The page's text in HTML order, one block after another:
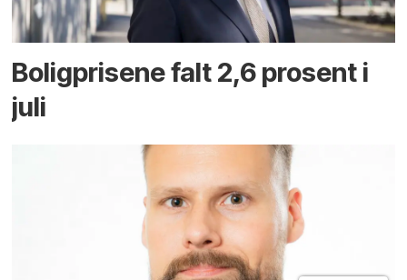
Boligprisene falt 2,6 prosent i
juli